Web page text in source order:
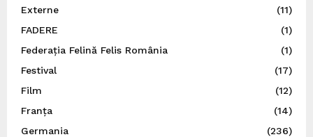
Externe
(11)
FADERE
(1)
Federația Felină Felis România
(1)
Festival
(17)
Film
(12)
Franța
(14)
Germania
(236)